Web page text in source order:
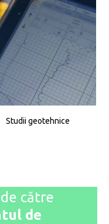
Studii geotehnice
către
de